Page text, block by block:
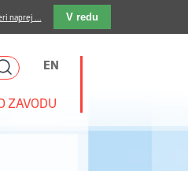
E-pošta
EN
ZAVODU
naprej ... V redu